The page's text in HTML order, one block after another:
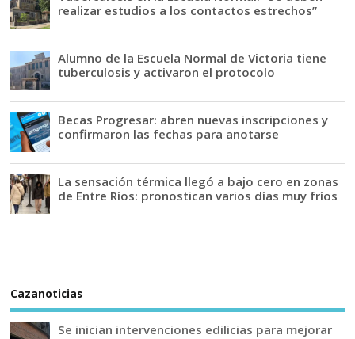
realizar estudios a los contactos estrechos”
Alumno de la Escuela Normal de Victoria tiene
tuberculosis y activaron el protocolo
Becas Progresar: abren nuevas inscripciones y
confirmaron las fechas para anotarse
La sensación térmica llegó a bajo cero en zonas
de Entre Ríos: pronostican varios días muy fríos
Cazanoticias
Se inician intervenciones edilicias para mejorar